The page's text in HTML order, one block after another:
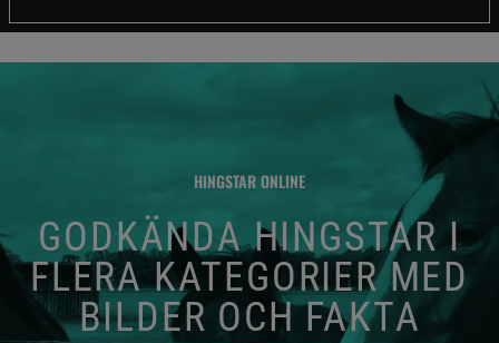
HINGSTAR ONLINE
GODKÄNDA HINGSTAR I
FLERA KATEGORIER MED
BILDER OCH FAKTA